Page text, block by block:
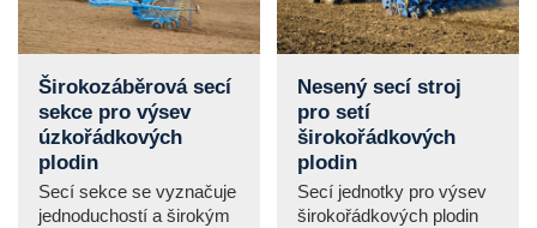
Širokozáběrová secí
sekce pro výsev
úzkořádkových
plodin
Secí sekce se vyznačuje
jednoduchostí a širokým
Nesený secí stroj
pro setí
širokořádkových
plodin
Secí jednotky pro výsev
širokořádkových plodin